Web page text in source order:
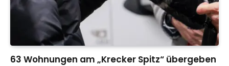
63 Wohnungen am „Krecker Spitz“ übergeben